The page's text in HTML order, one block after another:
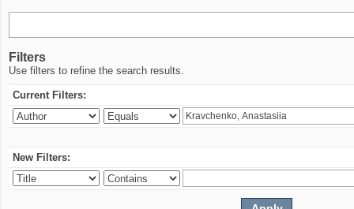
Filters
Use filters to refine the search results.
Current Filters:
New Filters: